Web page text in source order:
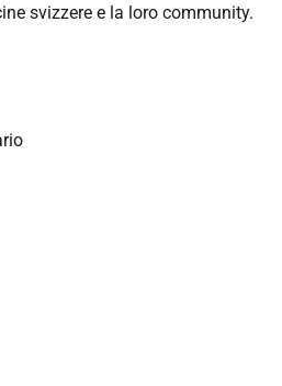
svizzere e la loro community.